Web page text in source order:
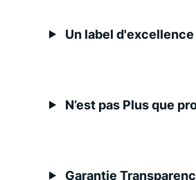
Un label d'excellence
N’est pas Plus que
Garantie